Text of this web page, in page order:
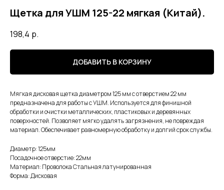
Щетка для УШМ 125-22 мягкая (Китай).
198,4 р.
ДОБАВИТЬ В КОРЗИНУ
Мягкая дисковая щетка диаметром 125 мм с отверстием 22 мм
предназначена для работы с УШМ. Используется для финишной
обработки и очистки металлических, пластиковых и деревянных
поверхностей. Позволяет мягко удалять загрязнения, не повреждая
материал. Обеспечивает равномерную обработку и долгий срок службы.
Диаметр: 125мм
Посадочное отверстие: 22мм
Материал: Проволока Стальная латунированная
Форма: Дисковая